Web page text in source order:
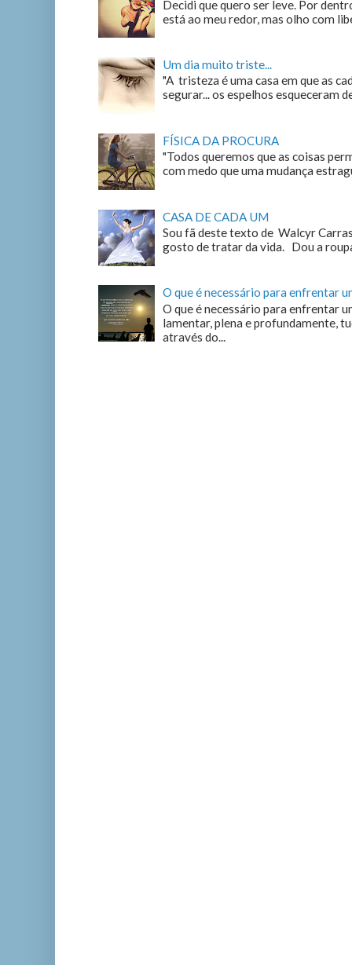
Decidi que quero ser leve. Por
está ao meu redor, mas olho com
Um dia muito triste...
"A tristeza é uma casa em que as
segurar... os espelhos esqueceram
FÍSICA DA PROCURA
"Todos queremos que as coisas
com medo que uma mudança
CASA DE CADA UM
Sou fã deste texto de Walcyr
gosto de tratar da vida. Dou a
O que é necessário para enfrentar
O que é necessário para enfrentar
lamentar, plena e profundamente,
através do...